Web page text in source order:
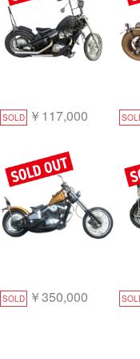
SOLD ￥117,000
SOLD ￥350,000